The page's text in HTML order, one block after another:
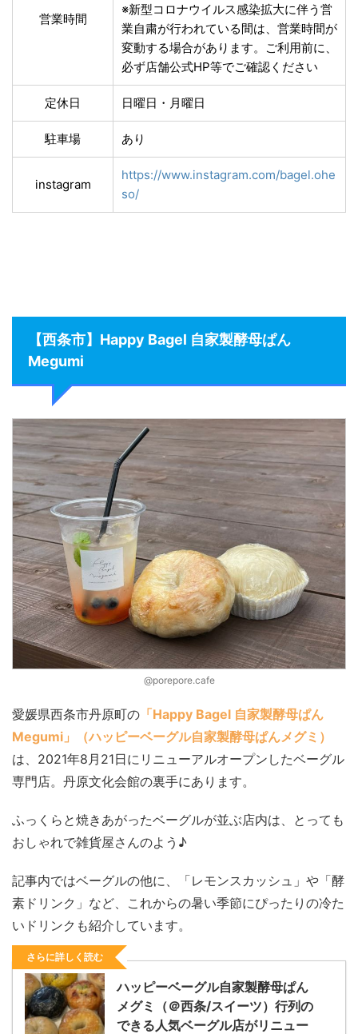
営業時間
※新型コロナウイルス感染拡大に伴う営
業自粛が行われている間は、営業時間が
変動する場合があります。ご利用前に、
必ず店舗公式HP等でご確認ください
定休日 日曜日・月曜日
駐車場 あり
instagram
https://www.instagram.com/bagel.ohe
so/
【西条市】Happy Bagel 自家製酵母ぱん
Megumi
@porepore.cafe
愛媛県西条市丹原町の 「Happy Bagel 自家製酵母ぱん
Megumi」（ハッピーベーグル自家製酵母ぱんメグミ）
は、2021年8月21日にリニューアルオープンしたベーグル
専門店。丹原文化会館の裏手にあります。
ふっくらと焼きあがったベーグルが並ぶ店内は、とっても
おしゃれで雑貨屋さんのよう♪
記事内ではベーグルの他に、「レモンスカッシュ」や「酵
素ドリンク」など、これからの暑い季節にぴったりの冷た
いドリンクも紹介しています。
さらに詳しく読む
ハッピーベーグル自家製酵母ぱん
メグミ（＠西条/スイーツ）行列の
できる人気ベーグル店がリニュー